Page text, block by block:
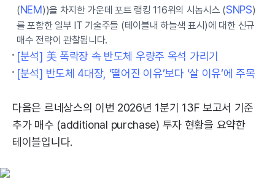
(NEM))을 차지한 가운데 포트 랭킹 116위의 시놉시스 (SNPS)
를 포함한 일부 IT 기술주들 (테이블내 하늘색 표시)에 대한 신규
매수 전략이 관찰됩니다.
[분석] 美 폭락장 속 반도체 우량주 옥석 가리기
[분석] 반도체 4대장, ‘떨어진 이유’보다 ‘살 이유’에 주목
다음은 르네상스의 이번 2026년 1분기 13F 보고서 기준
추가 매수 (additional purchase) 투자 현황을 요약한
테이블입니다.